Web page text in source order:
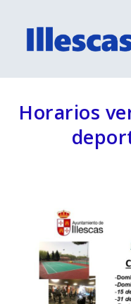
Horarios